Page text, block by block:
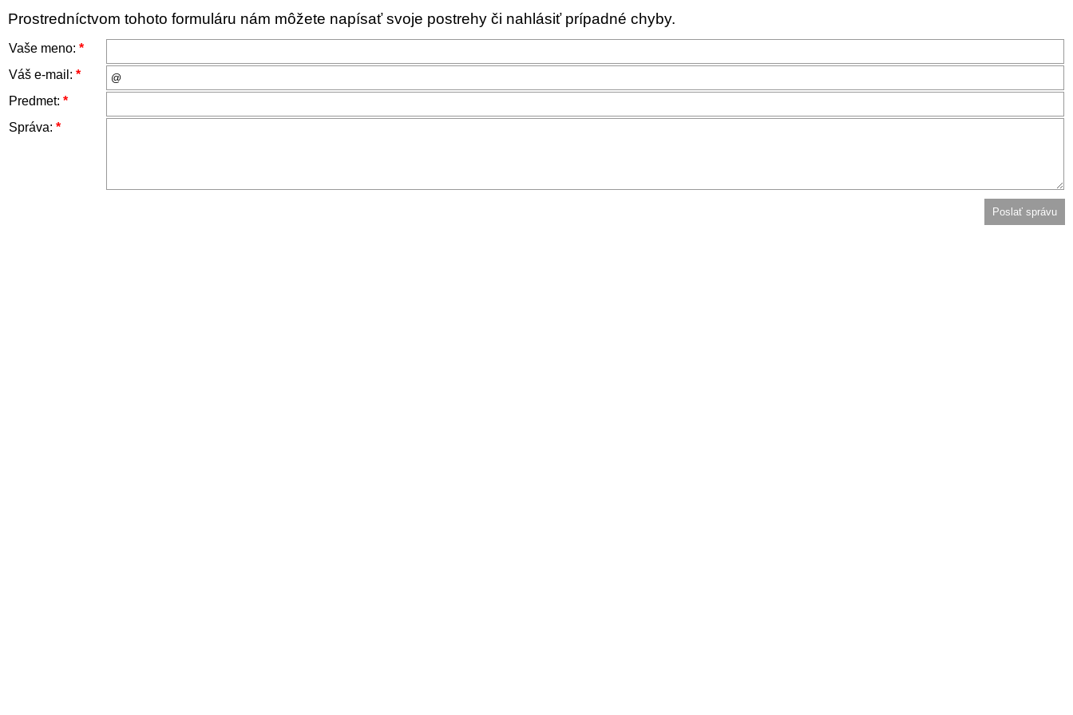
Prostredníctvom tohoto formuláru nám môžete napísať svoje postrehy či nahlásiť prípadné chyby.
Vaše meno: *
Váš e-mail: *
Predmet: *
Správa: *